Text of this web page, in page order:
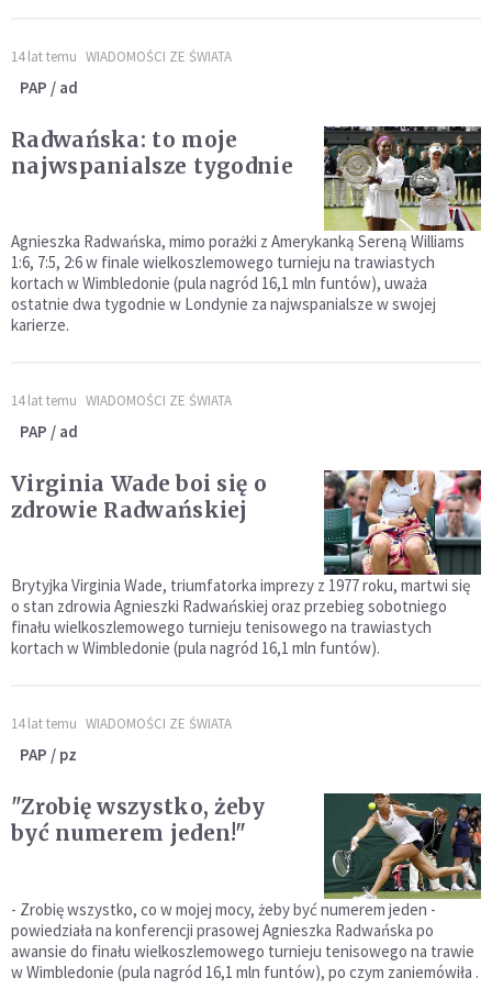
14 lat temu WIADOMOŚCI ZE ŚWIATA
PAP / ad
Radwańska: to moje
najwspanialsze tygodnie
Agnieszka Radwańska, mimo porażki z Amerykanką Sereną Williams
1:6, 7:5, 2:6 w finale wielkoszlemowego turnieju na trawiastych
kortach w Wimbledonie (pula nagród 16,1 mln funtów), uważa
ostatnie dwa tygodnie w Londynie za najwspanialsze w swojej
karierze.
14 lat temu WIADOMOŚCI ZE ŚWIATA
PAP / ad
Virginia Wade boi się o
zdrowie Radwańskiej
Brytyjka Virginia Wade, triumfatorka imprezy z 1977 roku, martwi się
o stan zdrowia Agnieszki Radwańskiej oraz przebieg sobotniego
finału wielkoszlemowego turnieju tenisowego na trawiastych
kortach w Wimbledonie (pula nagród 16,1 mln funtów).
14 lat temu WIADOMOŚCI ZE ŚWIATA
PAP / pz
"Zrobię wszystko, żeby
być numerem jeden!"
- Zrobię wszystko, co w mojej mocy, żeby być numerem jeden -
powiedziała na konferencji prasowej Agnieszka Radwańska po
awansie do finału wielkoszlemowego turnieju tenisowego na trawie
w Wimbledonie (pula nagród 16,1 mln funtów), po czym zaniemówiła .